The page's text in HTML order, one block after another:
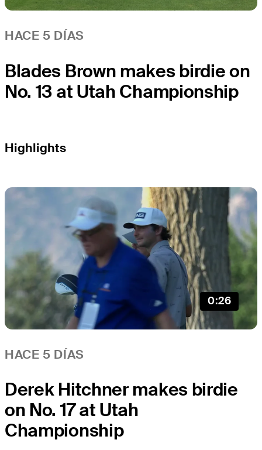
HACE 5 DÍAS
Blades Brown makes birdie on
No. 13 at Utah Championship
Highlights
0:26
HACE 5 DÍAS
Derek Hitchner makes birdie
on No. 17 at Utah
Championship